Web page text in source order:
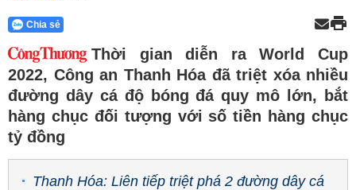
Chia sẻ
Thời gian diễn ra World Cup
2022, Công an Thanh Hóa đã triệt xóa nhiều
đường dây cá độ bóng đá quy mô lớn, bắt
hàng chục đối tượng với số tiền hàng chục
tỷ đồng
Thanh Hóa: Liên tiếp triệt phá 2 đường dây cá